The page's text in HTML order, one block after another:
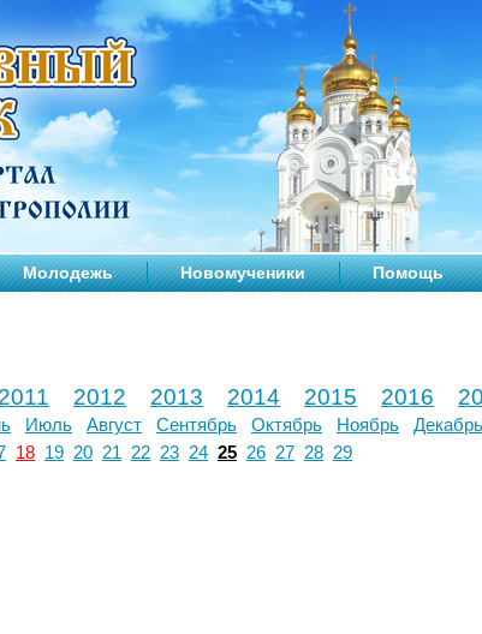
Молодежь Новомученики Помощь
2011 2012 2013 2014 2015 2016
Июль Август Сентябрь Октябрь Ноябрь
Декабрь
18 19 20 21 22 23 24 25 26 27 28 29